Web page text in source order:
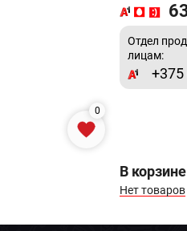
Отдел
лицам:
+375
0
В корзине
Нет товаров